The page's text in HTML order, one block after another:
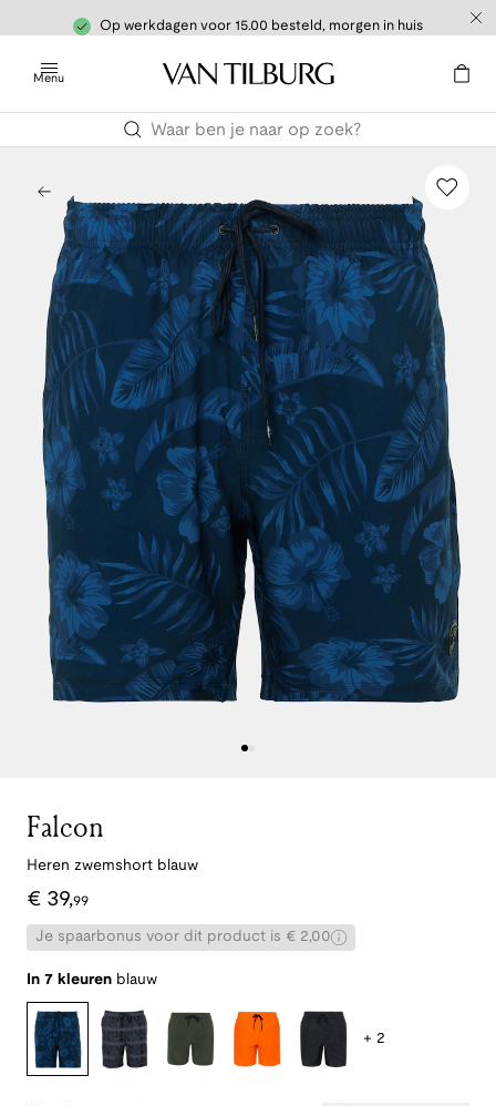
Op werkdagen voor 15.00 besteld, morgen in huis
Menu
Falcon
Heren zwemshort blauw
€ 39,99
Je spaarbonus voor dit product is € 2,00
In 7 kleuren blauw
+ 2